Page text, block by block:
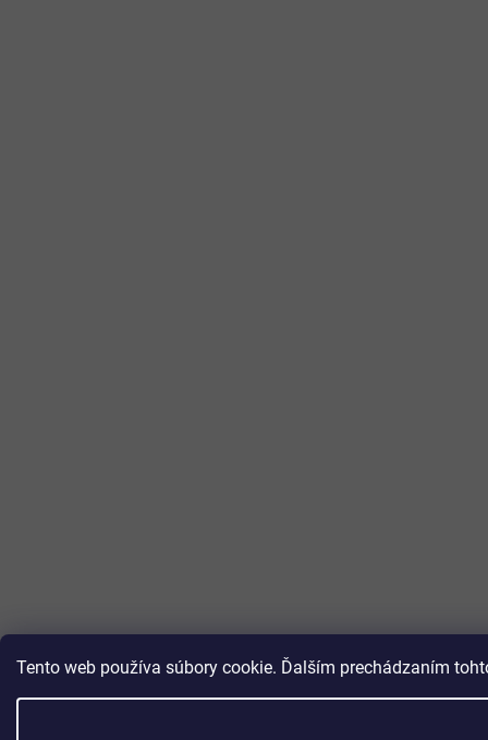
Tento web používa súbory cookie. Ďalším prechádzaním